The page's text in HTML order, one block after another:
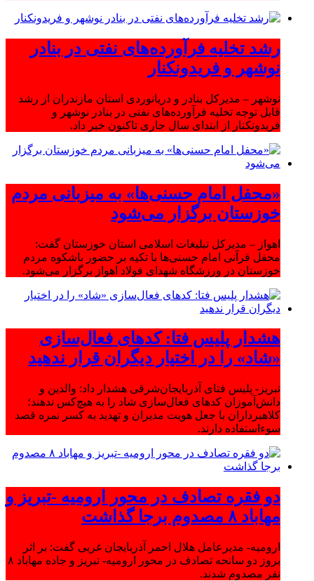
رشد تخلیه فرآورده‌های نفتی در بنادر
نوشهر و فریدونکنار
نوشهر – مدیرکل بنادر و دریانوردی استان مازندران از رشد
قابل توجه تخلیه فرآورده‌های نفتی در بنادر نوشهر و
فریدونکنار از ابتدای سال جاری تاکنون خبر داد.
«محفل امام حسنی‌ها» به میزبانی مردم
خوزستان برگزار می‌شود
اهواز – مدیرکل تبلیغات اسلامی استان خوزستان گفت:
محفل قرآنی امام حسنی‌ها با تکیه بر حضور باشکوه مردم
خوزستان در ورزشگاه شهدای فولاد اهواز برگزار می‌شود.
هشدار پلیس فتا: کدهای فعال‌سازی
«شاد» را در اختیار دیگران قرار ندهید
تبریز- پلیس فتای آذربایجان‌شرقی هشدار داد: والدین و
دانش‌آموزان کدهای فعال‌سازی شاد را به هیچ‌کس ندهند؛
کلاهبرداران با جعل هویت مدیران و تهدید به کسر نمره قصد
سوءاستفاده دارند.
دو فقره تصادف در محور ارومیه -تبریز و
مهاباد ۸ مصدوم برجا گذاشت
ارومیه- مدیرعامل هلال احمر آذربایجان غربی گفت: بر اثر
بروز دو سانحه تصادف در محور ارومیه- تبریز و جاده مهاباد ۸
نفر مصدوم شدند.